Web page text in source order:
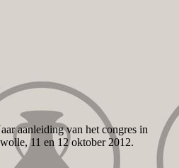
aanleiding van het congres in
11 en 12 oktober 2012.